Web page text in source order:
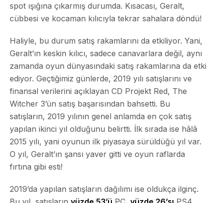
spot ışığına çıkarmış durumda. Kısacası, Geralt,
cübbesi ve kocaman kılıcıyla tekrar sahalara döndü!
Haliyle, bu durum satış rakamlarını da etkiliyor. Yani,
Geralt’ın keskin kılıcı, sadece canavarlara değil, aynı
zamanda oyun dünyasındaki satış rakamlarına da etki
ediyor. Geçtiğimiz günlerde, 2019 yılı satışlarını ve
finansal verilerini açıklayan CD Projekt Red, The
Witcher 3’ün satış başarısından bahsetti. Bu
satışların, 2019 yılının genel anlamda en çok satış
yapılan ikinci yıl olduğunu belirtti. İlk sırada ise hâlâ
2015 yılı, yani oyunun ilk piyasaya sürüldüğü yıl var.
O yıl, Geralt’ın şansı yaver gitti ve oyun raflarda
fırtına gibi esti!
2019’da yapılan satışların dağılımı ise oldukça ilginç.